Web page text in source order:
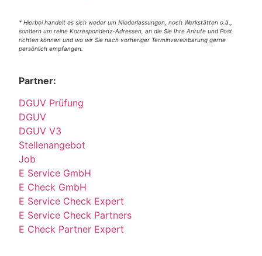
* Hierbei handelt es sich weder um Niederlassungen, noch Werkstätten o.ä.,
sondern um reine Korrespondenz-Adressen, an die Sie Ihre Anrufe und Post
richten können und wo wir Sie nach vorheriger Terminvereinbarung gerne
persönlich empfangen.
Partner:
DGUV Prüfung
DGUV
DGUV V3
Stellenangebot
Job
E Service GmbH
E Check GmbH
E Service Check Expert
E Service Check Partners
E Check Partner Expert